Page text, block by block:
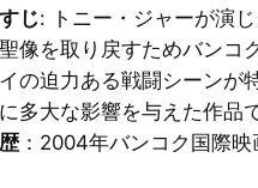
じ: トニー・ジャーが演
像を取り戻すためバンコ
の迫力ある戦闘シーンが
多大な影響を与えた作品で
：2004年バンコク国際